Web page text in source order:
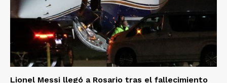
Lionel Messi llegó a Rosario tras el fallecimiento